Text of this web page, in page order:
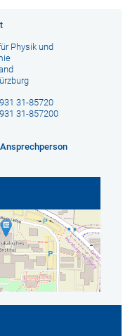
Physik und
31-85720
31-857200